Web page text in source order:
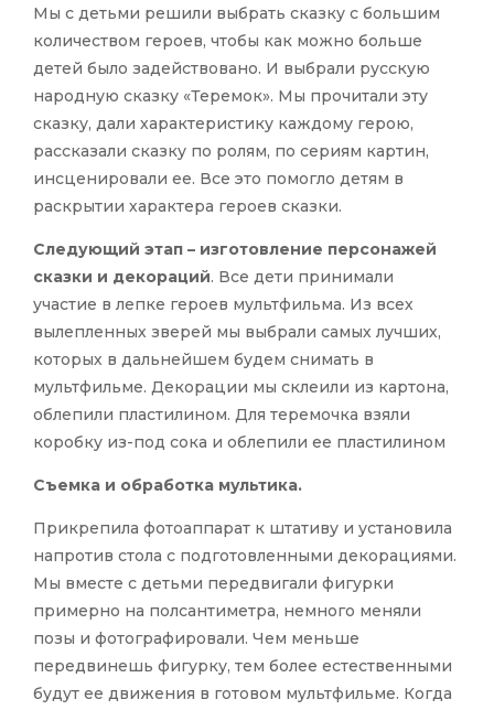
Мы с детьми решили выбрать сказку с большим
количеством героев, чтобы как можно больше
детей было задействовано. И выбрали русскую
народную сказку «Теремок». Мы прочитали эту
сказку, дали характеристику каждому герою,
рассказали сказку по ролям, по сериям картин,
инсценировали ее. Все это помогло детям в
раскрытии характера героев сказки.
Следующий этап – изготовление персонажей
сказки и декораций. Все дети принимали
участие в лепке героев мультфильма. Из всех
вылепленных зверей мы выбрали самых лучших,
которых в дальнейшем будем снимать в
мультфильме. Декорации мы склеили из картона,
облепили пластилином. Для теремочка взяли
коробку из-под сока и облепили ее пластилином
Съемка и обработка мультика.
Прикрепила фотоаппарат к штативу и установила
напротив стола с подготовленными декорациями.
Мы вместе с детьми передвигали фигурки
примерно на полсантиметра, немного меняли
позы и фотографировали. Чем меньше
передвинешь фигурку, тем более естественными
будут ее движения в готовом мультфильме. Когда